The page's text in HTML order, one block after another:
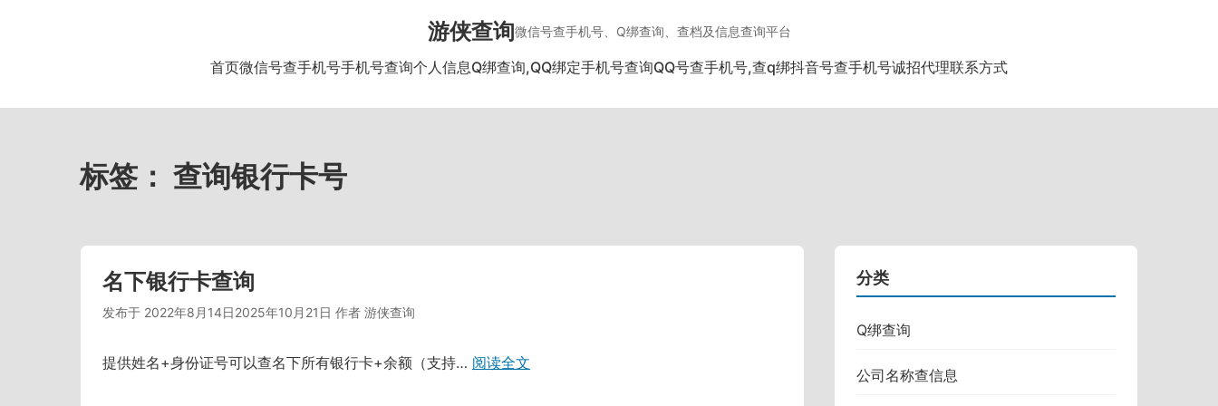
游侠查询微信号查手机号、Q绑查询、查档及信息查询平台
首页微信号查手机号手机号查询个人信息Q绑查询,QQ绑定手机号查询QQ号查手机号,查q绑抖音号查手机号诚招代理联系方式
标签： 查询银行卡号
名下银行卡查询
发布于 2022年8月14日2025年10月21日 作者 游侠查询
提供姓名+身份证号可以查名下所有银行卡+余额（支持… 阅读全文
分类
Q绑查询
公司名称查信息